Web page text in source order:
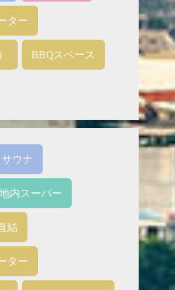
ター
BBQスペース
サウナ
内スーパー
結
ター